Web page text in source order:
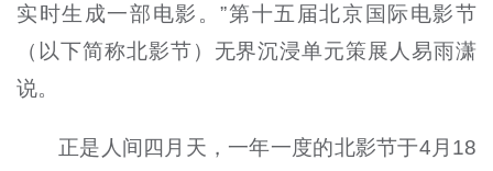
实时生成一部电影。”第十五届北京国际电影节
（以下简称北影节）无界沉浸单元策展人易雨潇
说。
正是人间四月天，一年一度的北影节于4月18